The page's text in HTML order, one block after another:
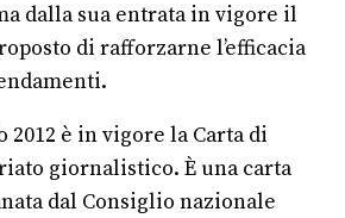
dalla sua entrata in vigore il
di rafforzarne l’efficacia
2012 è in vigore la Carta di
giornalistico. È una carta
dal Consiglio nazionale